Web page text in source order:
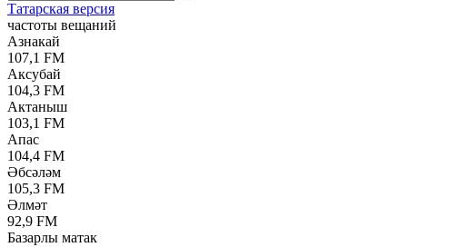
Татарская версия
частоты вещаний
Азнакай
107,1 FM
Аксубай
104,3 FM
Актаныш
103,1 FM
Апас
104,4 FM
Әбсәләм
105,3 FM
Әлмәт
92,9 FM
Базарлы матак